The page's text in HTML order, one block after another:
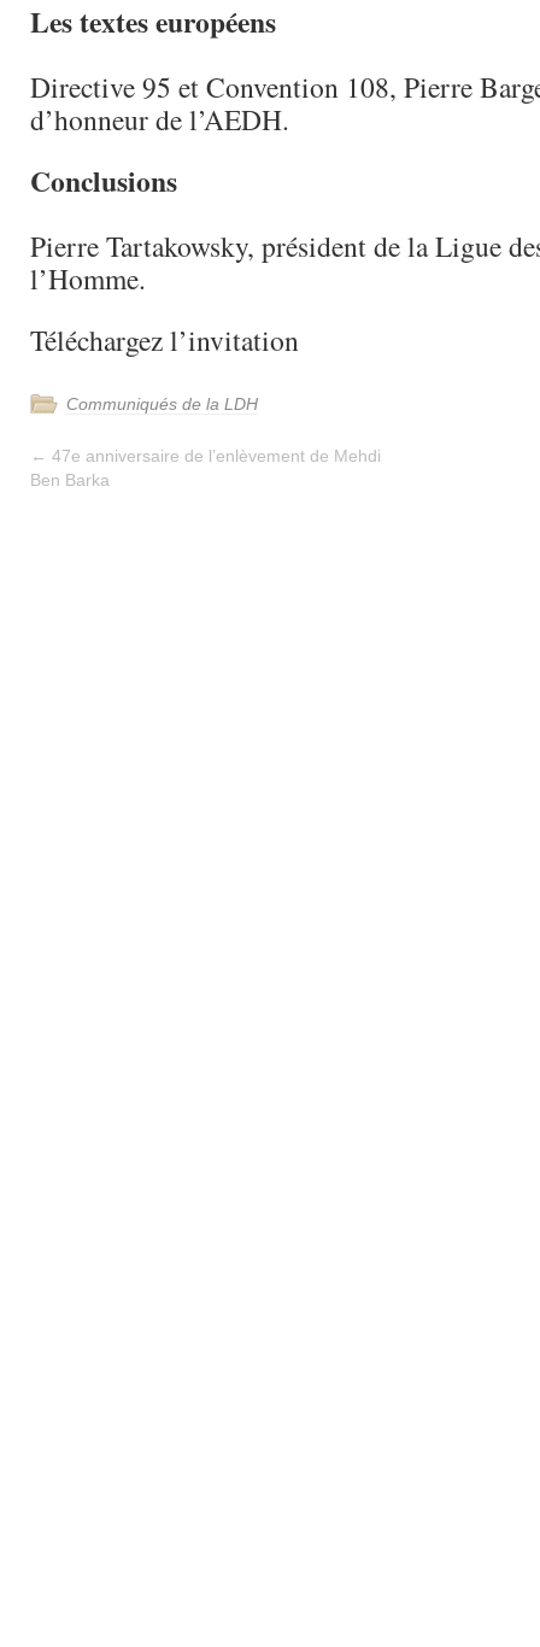
Les textes européens
Directive 95 et Convention 108, Pierre
d’honneur de l’AEDH.
Conclusions
Pierre Tartakowsky, président de la Ligue
l’Homme.
Téléchargez l’invitation
Communiqués de la LDH
← 47e anniversaire de l’enlèvement de Mehdi
Ben Barka